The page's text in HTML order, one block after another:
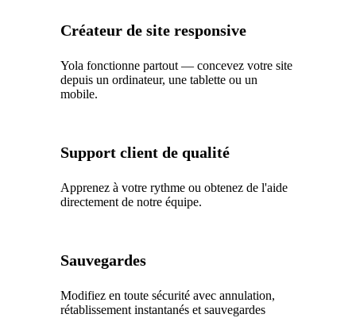
Créateur de site responsive
Yola fonctionne partout — concevez votre site
depuis un ordinateur, une tablette ou un
mobile.
Support client de qualité
Apprenez à votre rythme ou obtenez de l'aide
directement de notre équipe.
Sauvegardes
Modifiez en toute sécurité avec annulation,
rétablissement instantanés et sauvegardes